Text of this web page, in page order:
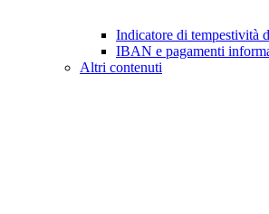
Indicatore di tempestività
IBAN e pagamenti
Altri contenuti